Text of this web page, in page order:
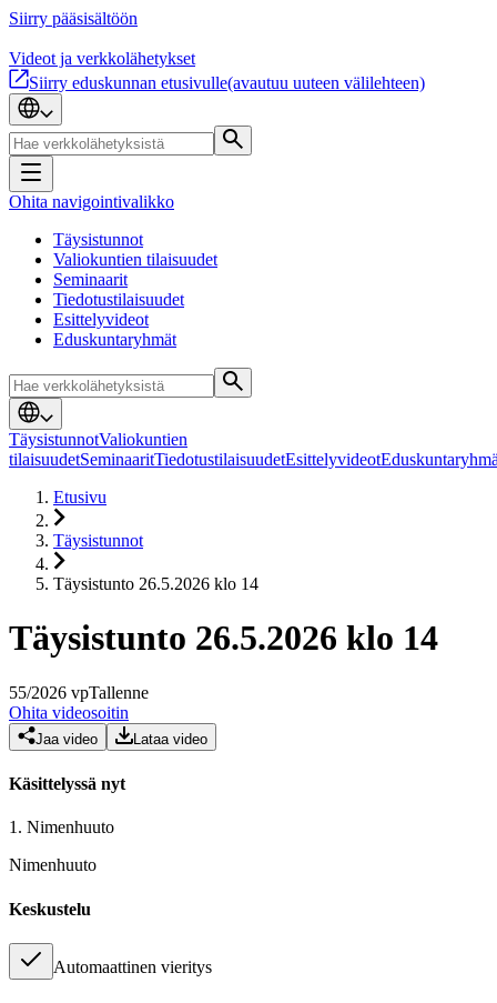
Siirry pääsisältöön
Videot ja verkkolähetykset
Siirry eduskunnan etusivulle(avautuu uuteen välilehteen)
Ohita navigointivalikko
Täysistunnot
Valiokuntien tilaisuudet
Seminaarit
Tiedotustilaisuudet
Esittelyvideot
Eduskuntaryhmät
TäysistunnotValiokuntien
tilaisuudetSeminaaritTiedotustilaisuudetEsittelyvideot
Etusivu
Täysistunnot
Täysistunto 26.5.2026 klo 14
Täysistunto 26.5.2026 klo 14
55/2026 vpTallenne
Ohita videosoitin
Jaa video Lataa video
Käsittelyssä nyt
1. Nimenhuuto
Nimenhuuto
Keskustelu
Automaattinen vieritys